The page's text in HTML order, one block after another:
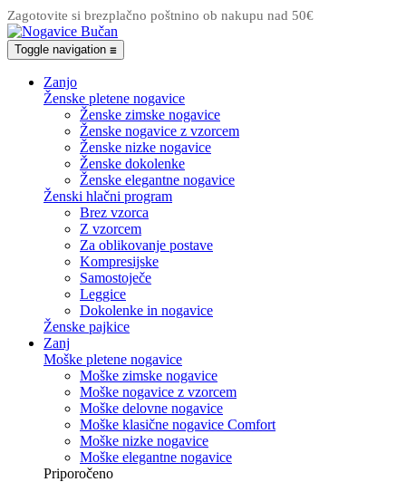
Zagotovite si brezplačno poštnino ob nakupu nad 50€
Toggle navigation ☰
Zanjo
Ženske pletene nogavice
Ženske zimske nogavice
Ženske nogavice z vzorcem
Ženske nizke nogavice
Ženske dokolenke
Ženske elegantne nogavice
Ženski hlačni program
Brez vzorca
Z vzorcem
Za oblikovanje postave
Kompresijske
Samostoječe
Leggice
Dokolenke in nogavice
Ženske pajkice
Zanj
Moške pletene nogavice
Moške zimske nogavice
Moške nogavice z vzorcem
Moške delovne nogavice
Moške klasične nogavice Comfort
Moške nizke nogavice
Moške elegantne nogavice
Priporočeno